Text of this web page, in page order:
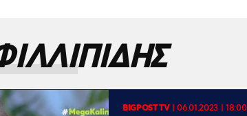
BIGPOST TV|06.01.2023 | 18:00